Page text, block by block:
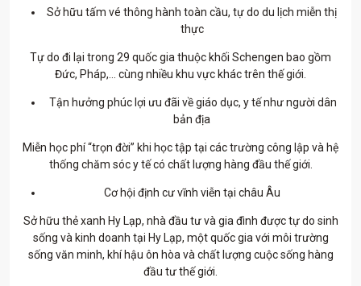
Sở hữu tấm vé thông hành toàn cầu, tự do du lịch miễn thị
thực
Tự do đi lại trong 29 quốc gia thuộc khối Schengen bao gồm
Đức, Pháp,… cùng nhiều khu vực khác trên thế giới.
Tận hưởng phúc lợi ưu đãi về giáo dục, y tế như người dân
bản địa
Miễn học phí “trọn đời” khi học tập tại các trường công lập và hệ
thống chăm sóc y tế có chất lượng hàng đầu thế giới.
Cơ hội định cư vĩnh viễn tại châu Âu
Sở hữu thẻ xanh Hy Lạp, nhà đầu tư và gia đình được tự do sinh
sống và kinh doanh tại Hy Lạp, một quốc gia với môi trường
sống văn minh, khí hậu ôn hòa và chất lượng cuộc sống hàng
đầu tư thế giới.